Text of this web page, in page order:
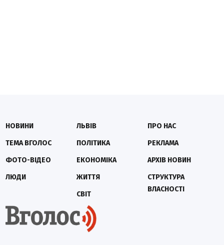
НОВИНИ
ТЕМА ВГОЛОС
ФОТО-ВІДЕО
ЛЮДИ
ЛЬВІВ
ПОЛІТИКА
ЕКОНОМІКА
ЖИТТЯ
СВІТ
ПРО НАС
РЕКЛАМА
АРХІВ НОВИН
СТРУКТУРА
ВЛАСНОСТІ